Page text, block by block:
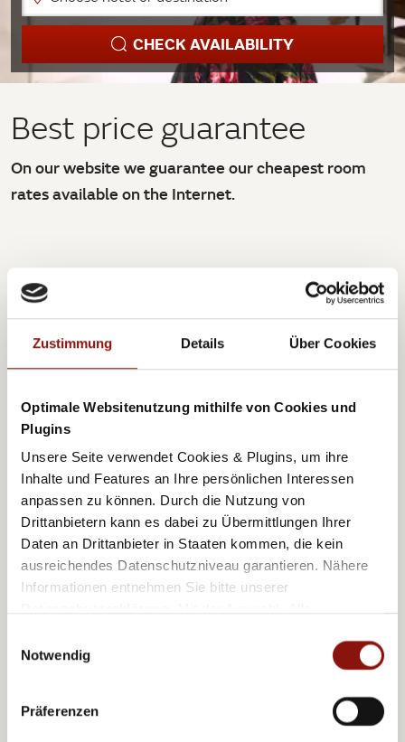
Zustimmung Details Über Cookies
Optimale Websitenutzung mithilfe von Cookies und
Plugins
Unsere Seite verwendet Cookies & Plugins, um ihre
Inhalte und Features an Ihre persönlichen Interessen
anpassen zu können. Durch die Nutzung von
Drittanbietern kann es dabei zu Übermittlungen Ihrer
Daten an Drittanbieter in Staaten kommen, die kein
ausreichendes Datenschutzniveau garantieren. Nähere
Informationen entnehmen Sie bitte unserer
Cookies und Drittanbietern (inkl. Drittstaaten-
Notwendig
Präferenzen
CHECK AVAILABILITY
Best price guarantee
On our website we guarantee our cheapest room
rates available on the Internet.
Advantage with direct
We guarantee that you will get the best room rates
will receive the difference.